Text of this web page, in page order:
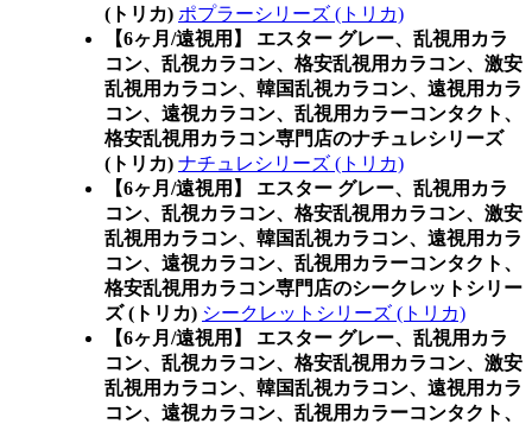
(トリカ) ポプラーシリーズ (トリカ)
【6ヶ月/遠視用】 エスター グレー、乱視用カラ
コン、乱視カラコン、格安乱視用カラコン、激安
乱視用カラコン、韓国乱視カラコン、遠視用カラ
コン、遠視カラコン、乱視用カラーコンタクト、
格安乱視用カラコン専門店のナチュレシリーズ
(トリカ) ナチュレシリーズ (トリカ)
【6ヶ月/遠視用】 エスター グレー、乱視用カラ
コン、乱視カラコン、格安乱視用カラコン、激安
乱視用カラコン、韓国乱視カラコン、遠視用カラ
コン、遠視カラコン、乱視用カラーコンタクト、
格安乱視用カラコン専門店のシークレットシリー
ズ (トリカ) シークレットシリーズ (トリカ)
【6ヶ月/遠視用】 エスター グレー、乱視用カラ
コン、乱視カラコン、格安乱視用カラコン、激安
乱視用カラコン、韓国乱視カラコン、遠視用カラ
コン、遠視カラコン、乱視用カラーコンタクト、